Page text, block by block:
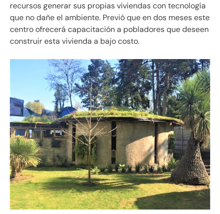
recursos generar sus propias viviendas con tecnología
que no dañe el ambiente. Previó que en dos meses este
centro ofrecerá capacitación a pobladores que deseen
construir esta vivienda a bajo costo.